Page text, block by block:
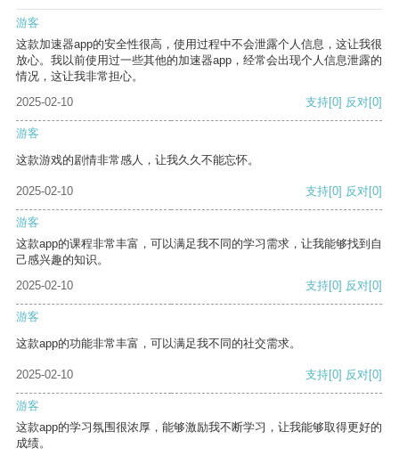
游客
这款加速器app的安全性很高，使用过程中不会泄露个人信息，这让我很
放心。我以前使用过一些其他的加速器app，经常会出现个人信息泄露的
情况，这让我非常担心。
2025-02-10
支持[0] 反对[0]
游客
这款游戏的剧情非常感人，让我久久不能忘怀。
2025-02-10 支持[0] 反对[0]
游客
这款app的课程非常丰富，可以满足我不同的学习需求，让我能够找到自
己感兴趣的知识。
2025-02-10
支持[0] 反对[0]
游客
这款app的功能非常丰富，可以满足我不同的社交需求。
2025-02-10 支持[0] 反对[0]
游客
这款app的学习氛围很浓厚，能够激励我不断学习，让我能够取得更好的
成绩。